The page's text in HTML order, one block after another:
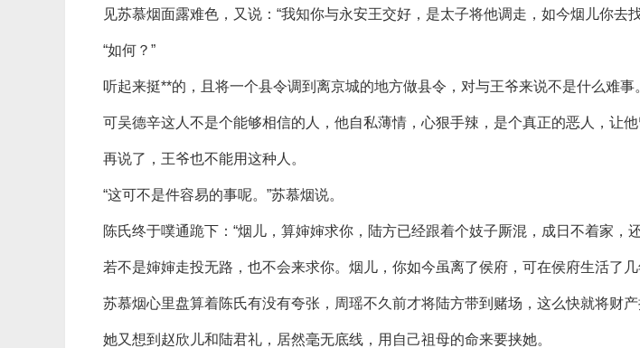
见苏慕烟面露难色，又说：“我知你与永安王交好，是太子将他调走，如今烟儿你
“如何？”
听起来挺**的，且将一个县令调到离京城的地方做县令，对与王爷来说不是什么难事
可吴德辛这人不是个能够相信的人，他自私薄情，心狠手辣，是个真正的恶人，让
再说了，王爷也不能用这种人。
“这可不是件容易的事呢。”苏慕烟说。
陈氏终于噗通跪下：“烟儿，算婶婶求你，陆方已经跟着个妓子厮混，成日不着家，
若不是婶婶走投无路，也不会来求你。烟儿，你如今虽离了侯府，可在侯府生活了
苏慕烟心里盘算着陈氏有没有夸张，周瑶不久前才将陆方带到赌场，这么快就将财产
她又想到赵欣儿和陆君礼，居然毫无底线，用自己祖母的命来要挟她。